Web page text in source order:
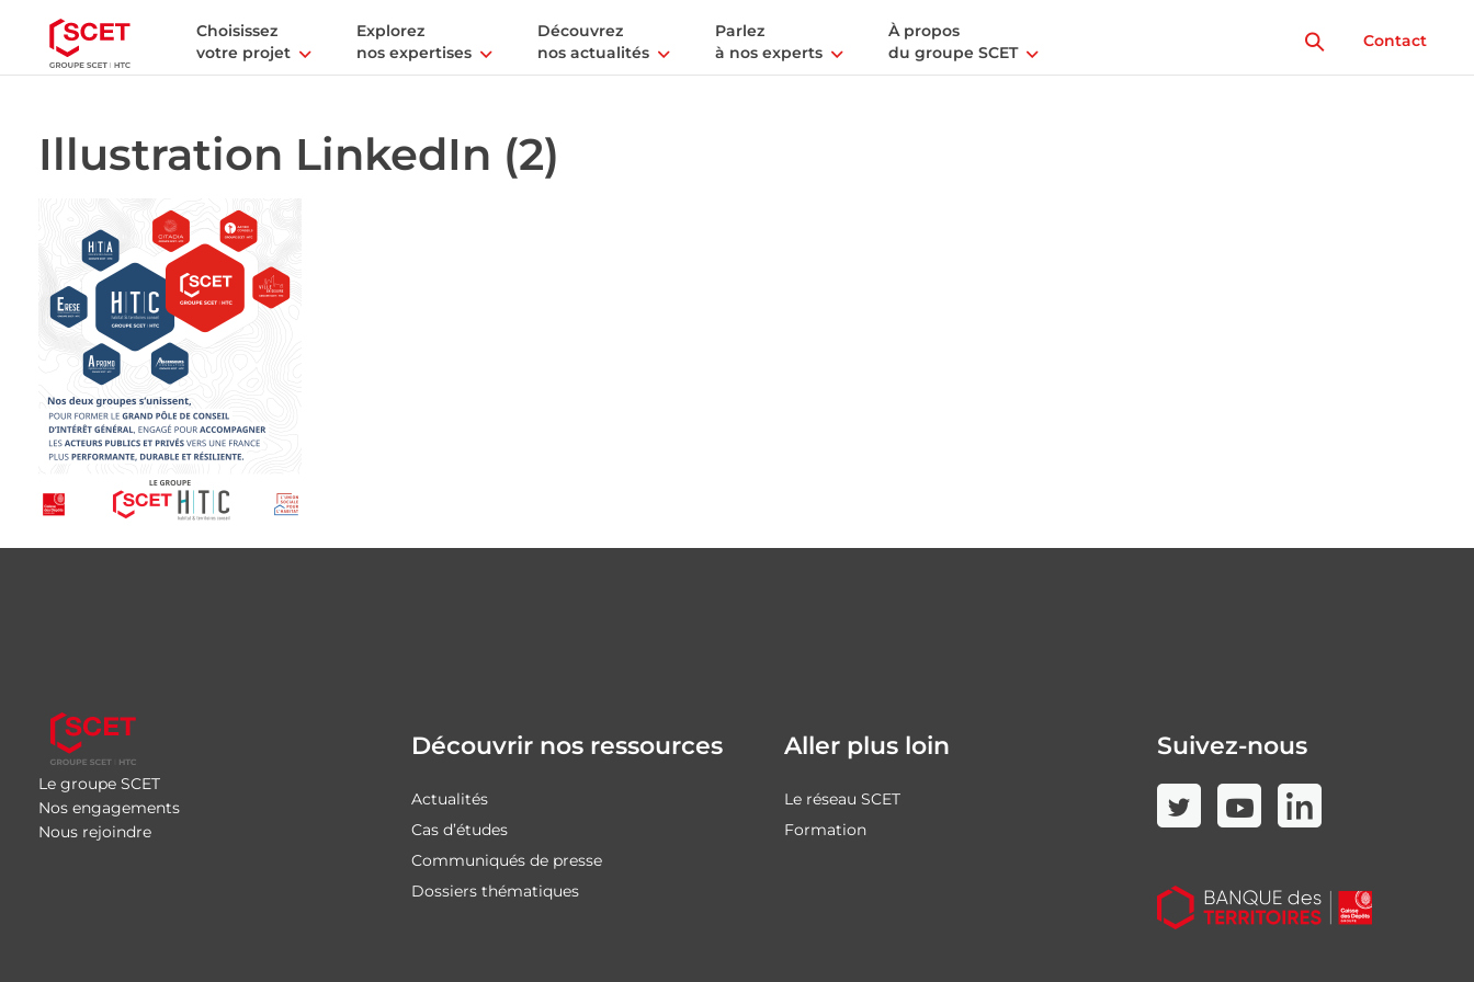
Choisissez
votre projet
Explorez
nos expertises
Découvrez
nos actualités
Parlez
à nos experts
À propos
du groupe SCET
Contact
Illustration LinkedIn (2)
Le groupe SCET
Nos engagements
Nous rejoindre
Découvrir nos ressources
Actualités
Cas d’études
Communiqués de presse
Dossiers thématiques
Aller plus loin
Le réseau SCET
Formation
Suivez-nous